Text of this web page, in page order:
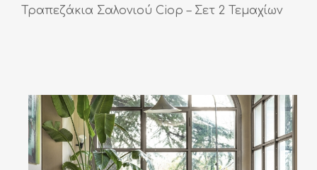
Τραπεζάκια Σαλονιού Ciop – Σετ 2 Τεμαχίων